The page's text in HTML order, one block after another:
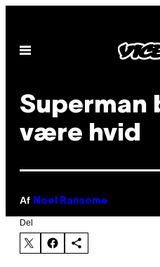
indhold
Åbn
Superman
være hvid
Af Noel Ransome
Del